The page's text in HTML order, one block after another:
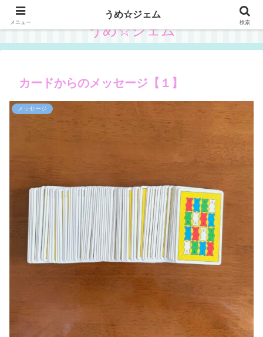
うめ☆ジェム
カードからのメッセージ【１】
メッセージ
メニュー
うめ☆ジェム
検索